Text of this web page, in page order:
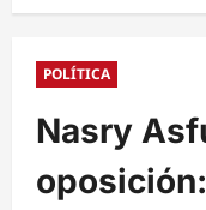
POLÍTICA
Nasry